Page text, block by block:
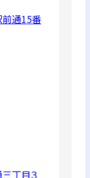
通15番
丁目３